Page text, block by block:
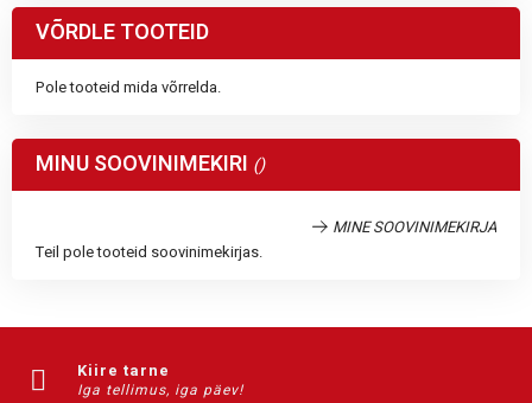
VÕRDLE TOOTEID
Pole tooteid mida võrrelda.
MINU SOOVINIMEKIRI
MINE SOOVINIMEKIRJA
Teil pole tooteid soovinimekirjas.
Kiire tarne
Iga tellimus, iga päev!